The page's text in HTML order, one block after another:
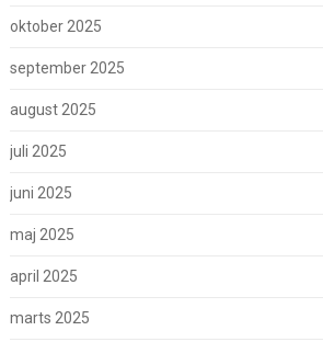
oktober 2025
september 2025
august 2025
juli 2025
juni 2025
maj 2025
april 2025
marts 2025